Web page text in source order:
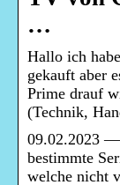
…
Hallo ich
gekauft aber
Prime drauf
(Technik,
09.02.2023 —
bestimmte
welche nicht